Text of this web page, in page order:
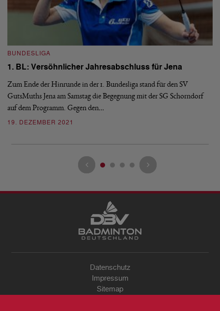
BUNDESLIGA
1. BL: Versöhnlicher Jahresabschluss für Jena
Zum Ende der Hinrunde in der 1. Bundesliga stand für den SV
GutsMuths Jena am Samstag die Begegnung mit der SG Schorndorf
auf dem Programm. Gegen den…
19. DEZEMBER 2021
Datenschutz
Impressum
Sitemap